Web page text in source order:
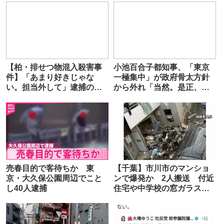
【柏・排せつ物混入殺害事
件】「あまり好きじゃな
い。担当外して」逮捕の女
去にトラブルか 千葉
小池百合子都知事、「東京
一極集中」が政府骨太方針
から外れ「当然。是正、是
売春目的で客待ちか 東
京・大久保公園周辺でこと
し40人逮捕
【千葉】市川市のマンショ
ンで爆発か 2人搬送 付近
住宅や中学校の窓ガラスが